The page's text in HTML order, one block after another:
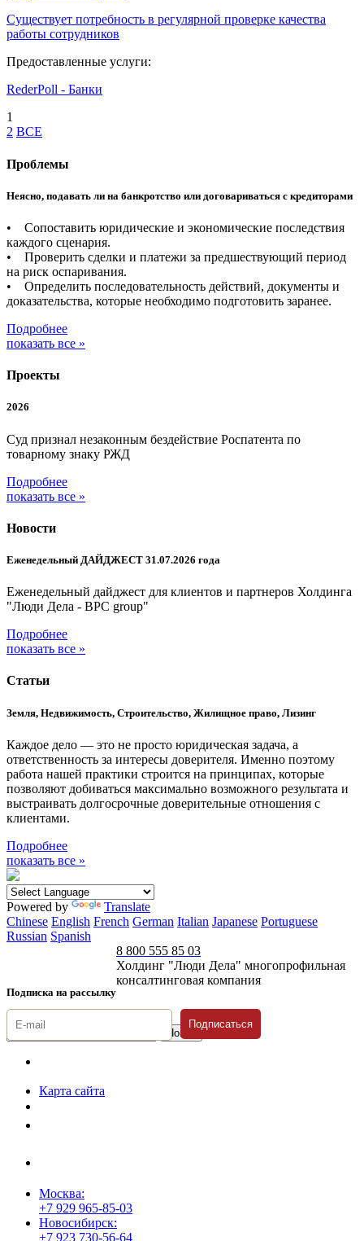
Существует потребность в регулярной проверке качества
работы сотрудников
Предоставленные услуги:
RederPoll - Банки
1
2 ВСЕ
Проблемы
Неясно, подавать ли на банкротство или договариваться с кредиторами
• Сопоставить юридические и экономические последствия
каждого сценария.
• Проверить сделки и платежи за предшествующий период
на риск оспаривания.
• Определить последовательность действий, документы и
доказательства, которые необходимо подготовить заранее.
Подробнее
показать все »
Проекты
2026
Суд признал незаконным бездействие Роспатента по
товарному знаку РЖД
Подробнее
показать все »
Новости
Еженедельный ДАЙДЖЕСТ 31.07.2026 года
Еженедельный дайджест для клиентов и партнеров Холдинга
"Люди Дела - BPC group"
Подробнее
показать все »
Статьи
Земля, Недвижимость, Строительство, Жилищное право, Лизинг
Каждое дело — это не просто юридическая задача, а
ответственность за интересы доверителя. Именно поэтому
работа нашей практики строится на принципах, которые
позволяют добиваться максимально возможного результата и
выстраивать долгосрочные доверительные отношения с
клиентами.
Подробнее
показать все »
Powered by
Translate
Chinese English French German Italian Japanese Portuguese
Russian Spanish
Подписка на рассылку
8 800 555 85 03
Холдинг "Люди Дела" многопрофильная
консалтинговая компания
Подписаться
Карта сайта
Москва:
+7 929 965-85-03
Новосибирск:
+7 923 730-56-64